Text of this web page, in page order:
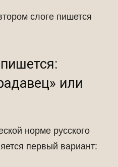
слоге пишется
или
норме русского
первый вариант: